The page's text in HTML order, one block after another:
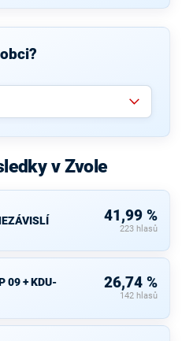
v Zvole
41,99 %
223 hlasů
09 + KDU-
26,74 %
142 hlasů